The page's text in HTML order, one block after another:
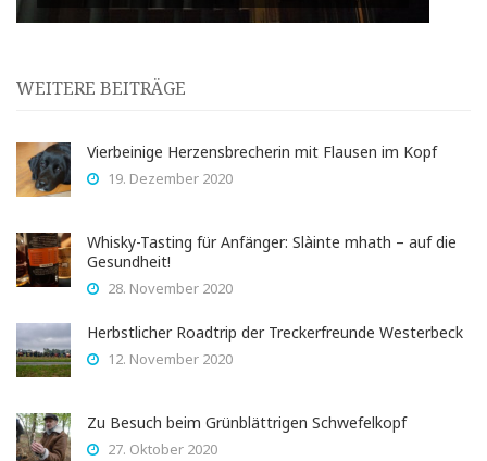
WEITERE BEITRÄGE
Vierbeinige Herzensbrecherin mit Flausen im Kopf
19. Dezember 2020
Whisky-Tasting für Anfänger: Slàinte mhath – auf die
Gesundheit!
28. November 2020
Herbstlicher Roadtrip der Treckerfreunde Westerbeck
12. November 2020
Zu Besuch beim Grünblättrigen Schwefelkopf
27. Oktober 2020